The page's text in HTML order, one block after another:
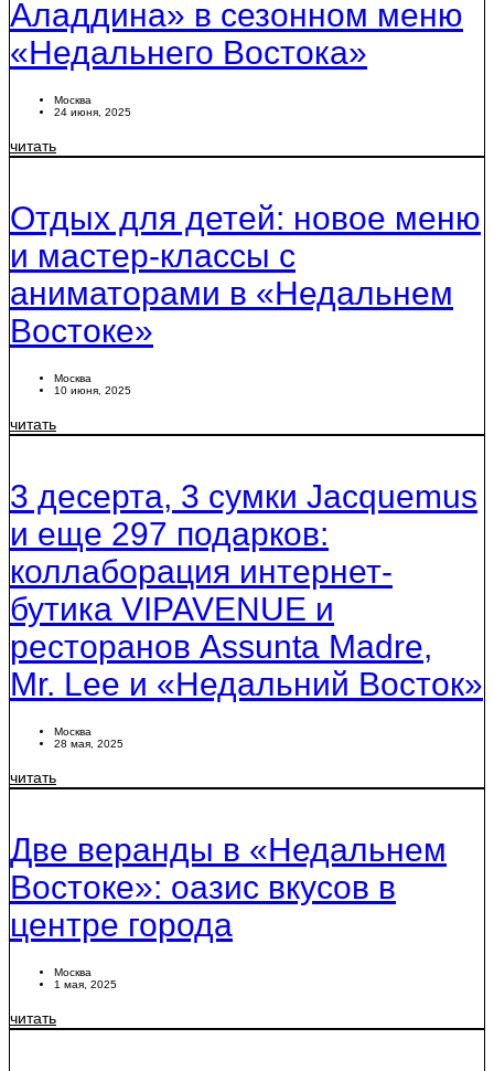
Аладдина» в сезонном меню
«Недальнего Востока»
Москва
24 июня, 2025
читать
Отдых для детей: новое меню
и мастер-классы с
аниматорами в «Недальнем
Востоке»
Москва
10 июня, 2025
читать
3 десерта, 3 сумки Jacquemus
и еще 297 подарков:
коллаборация интернет-
бутика VIPAVENUE и
ресторанов Assunta Madre,
Mr. Lee и «Недальний Восток»
Москва
28 мая, 2025
читать
Две веранды в «Недальнем
Востоке»: оазис вкусов в
центре города
Москва
1 мая, 2025
читать